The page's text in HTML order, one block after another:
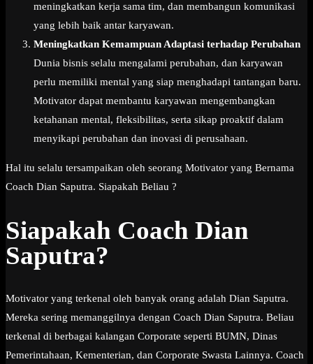
meningkatkan kerja sama tim, dan membangun komunikasi
yang lebih baik antar karyawan.
Meningkatkan Kemampuan Adaptasi terhadap Perubahan
Dunia bisnis selalu mengalami perubahan, dan karyawan
perlu memiliki mental yang siap menghadapi tantangan baru.
Motivator dapat membantu karyawan mengembangkan
ketahanan mental, fleksibilitas, serta sikap proaktif dalam
menyikapi perubahan dan inovasi di perusahaan.
Hal itu selalu tersampaikan oleh seorang Motivator yang Bernama
Coach Dian Saputra. Siapakah Beliau ?
Siapakah Coach Dian
Saputra?
Motivator yang terkenal oleh banyak orang adalah Dian Saputra.
Mereka sering memanggilnya dengan Coach Dian Saputra. Beliau
terkenal di berbagai kalangan Corporate seperti BUMN, Dinas
Pemerintahaan, Kementerian, dan Corporate Swasta Lainnya. Coach